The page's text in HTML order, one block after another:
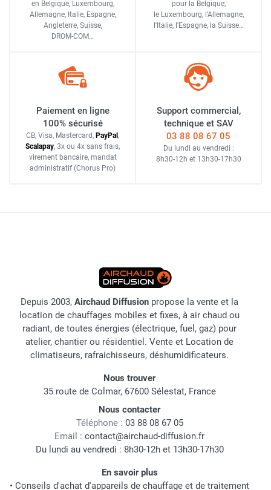
en Belgique, Luxembourg,
Allemagne, Italie, Espagne,
Angleterre, Suisse,
DROM-COM…
pour la Belgique,
le Luxembourg, l'Allemagne,
l'Italie, l'Espagne, la Suisse…
Paiement en ligne
100% sécurisé
CB, Visa, Mastercard, PayPal ,
Scalapay, 3x ou 4x sans frais,
virement bancaire, mandat
administratif (Chorus Pro)
Support commercial,
technique et SAV
03 88 08 67 05
Du lundi au vendredi :
8h30-12h et 13h30-17h30
Depuis 2003, Airchaud Diffusion propose la vente et la
location de chauffages mobiles et fixes, à air chaud ou
radiant, de toutes énergies (électrique, fuel, gaz) pour
atelier, chantier ou résidentiel. Vente et Location de
climatiseurs, rafraichisseurs, déshumidificateurs.
Nous trouver
35 route de Colmar, 67600 Sélestat, France
Nous contacter
Téléphone : 03 88 08 67 05
Email : contact@airchaud-diffusion.fr
Du lundi au vendredi : 8h30-12h et 13h30-17h30
En savoir plus
• Conseils d'achat d'appareils de chauffage et de traitement